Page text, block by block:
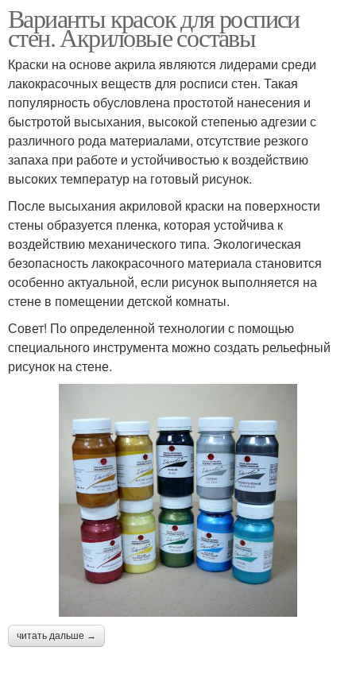
Варианты красок для росписи
стен. Акриловые составы
Краски на основе акрила являются лидерами среди
лакокрасочных веществ для росписи стен. Такая
популярность обусловлена простотой нанесения и
быстротой высыхания, высокой степенью адгезии с
различного рода материалами, отсутствие резкого
запаха при работе и устойчивостью к воздействию
высоких температур на готовый рисунок.
После высыхания акриловой краски на поверхности
стены образуется пленка, которая устойчива к
воздействию механического типа. Экологическая
безопасность лакокрасочного материала становится
особенно актуальной, если рисунок выполняется на
стене в помещении детской комнаты.
Совет! По определенной технологии с помощью
специального инструмента можно создать рельефный
рисунок на стене.
читать дальше →